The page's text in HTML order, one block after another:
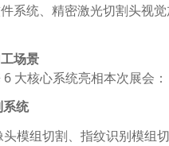
系统、精密激光切割头视
场景
大核心系统亮相本次展会：
系统
模组切割、指纹识别模组